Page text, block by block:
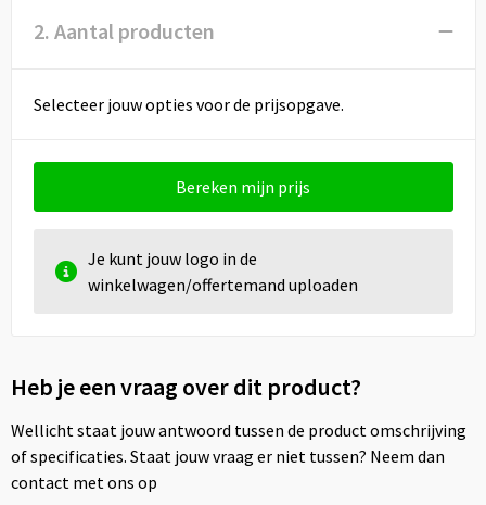
2. Aantal producten
Selecteer jouw opties voor de prijsopgave.
Bereken mijn prijs
Je kunt jouw logo in de
winkelwagen/offertemand uploaden
Heb je een vraag over dit product?
Wellicht staat jouw antwoord tussen de product omschrijving
of specificaties. Staat jouw vraag er niet tussen? Neem dan
contact met ons op